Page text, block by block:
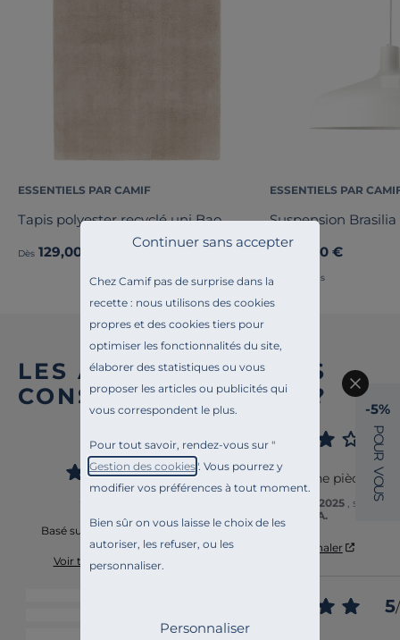
Chez Camif pas de surprise dans la
recette : nous utilisons des cookies
propres et des cookies tiers pour
optimiser les fonctionnalités du site,
élaborer des statistiques ou vous
proposer les articles ou publicités qui
vous correspondent le plus.
Pour tout savoir, rendez-vous sur "
Gestion des cookies". Vous pourrez y
modifier vos préférences à tout moment.
Bien sûr on vous laisse le choix de les
autoriser, les refuser, ou les
personnaliser.
Continuer sans accepter
Personnaliser
ESSENTIELS PAR CAMIF
Tapis polyester recyclé uni Bao
Dès 129,00 €
ESSENTIELS PAR
Suspension
85,00 €
Français
LES AVIS DES AUTRES
CONSOMM’ACTEURS ?
4/5
Basé sur 57 avis soumis à un
contrôle
Voir tous les avis sur ce site
5
Bien mais une pièce
05/08/2025
, suite à
JEAN PIERRE A.
Signaler
5/
-5%
P
O
U
R
V
O
U
S